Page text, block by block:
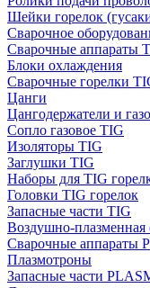
Шейки горелок
Сварочное
Сварочные аппараты
Блоки охлаждения
Сварочные горелки
Цанги
Цангодержатели и
Сопло газовое TIG
Изоляторы TIG
Заглушки TIG
Наборы для TIG
Головки TIG горелок
Запасные части TIG
Воздушно-плазменная
Сварочные аппараты
Плазмотроны
Запасные части